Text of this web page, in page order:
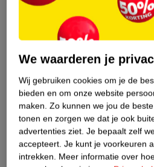
Meer
Bestel & Bezorginformatie
Bekijk ook
MeerBatiste Alle
Hoe controleren wij de reviews?
We waarderen je
Wij gebruiken cookies om je de
bieden en om onze website
maken. Zo kunnen we jou de
tonen en zorgen we dat je ook
advertenties ziet. Je bepaalt zelf
accepteert. Je kunt je voorkeuren
intrekken. Meer informatie over